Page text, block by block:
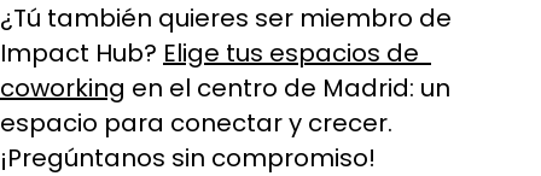
¿Tú también quieres ser miembro de
Impact Hub? Elige tus espacios de
coworking en el centro de Madrid: un
espacio para conectar y crecer.
¡Pregúntanos sin compromiso!